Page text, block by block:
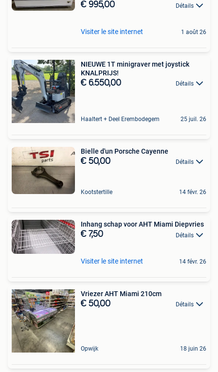
€ 995,00 Détails
Visiter le site internet 1 août 26
NIEUWE 1T minigraver met joystick
KNALPRIJS!
€ 6.550,00 Détails
Haaltert + Deel Erembodegem 25 juil. 26
Bielle d'un Porsche Cayenne
€ 50,00 Détails
Kootstertille 14 févr. 26
Inhang schap voor AHT Miami Diepvries
€ 7,50 Détails
Visiter le site internet 14 févr. 26
Vriezer AHT Miami 210cm
€ 50,00 Détails
Opwijk 18 juin 26